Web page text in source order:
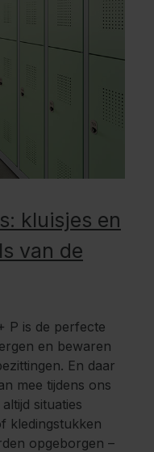
kluisjes en
van de
P is de perfecte
en bewaren
En daar
mee tijdens ons
situaties
kledingstukken
opgeborgen –